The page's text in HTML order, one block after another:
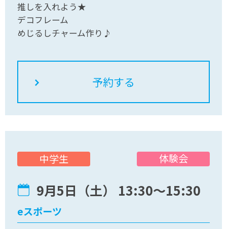
推しを入れよう★
デコフレーム
めじるしチャーム作り♪
体験会
9月5日（土） 13:30〜15:30
中学生
eスポーツ